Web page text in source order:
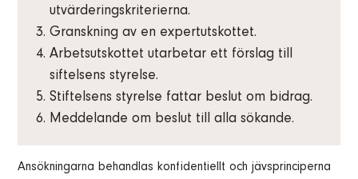
utvärderingskriterierna.
Granskning av en expertutskottet.
Arbetsutskottet utarbetar ett förslag till
siftelsens styrelse.
Stiftelsens styrelse fattar beslut om bidrag.
Meddelande om beslut till alla sökande.
Ansökningarna behandlas konfidentiellt och jävsprinciperna